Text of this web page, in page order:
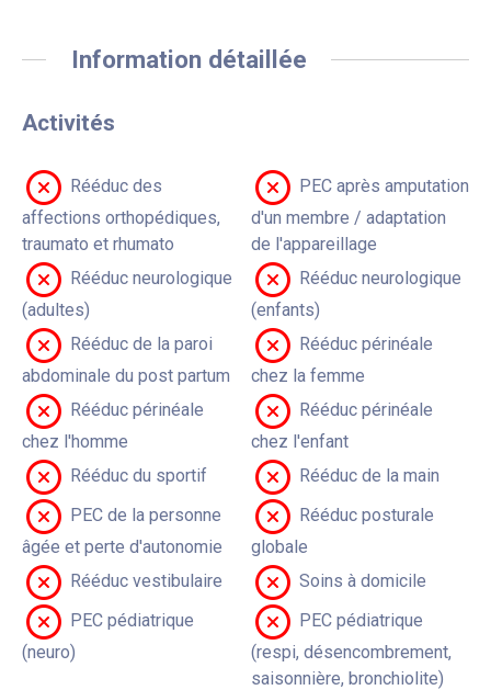
Information détaillée
Activités
Rééduc des
affections orthopédiques,
traumato et rhumato
PEC après amputation
d'un membre / adaptation
de l'appareillage
Rééduc neurologique
(adultes)
Rééduc neurologique
(enfants)
Rééduc de la paroi
abdominale du post partum
Rééduc périnéale
chez la femme
Rééduc périnéale
chez l'homme
Rééduc périnéale
chez l'enfant
Rééduc du sportif
Rééduc de la main
PEC de la personne
âgée et perte d'autonomie
Rééduc posturale
globale
Rééduc vestibulaire
Soins à domicile
PEC pédiatrique
(neuro)
PEC pédiatrique
(respi, désencombrement,
saisonnière, bronchiolite)